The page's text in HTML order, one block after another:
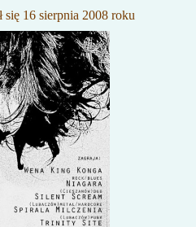
się 16 sierpnia 2008 roku